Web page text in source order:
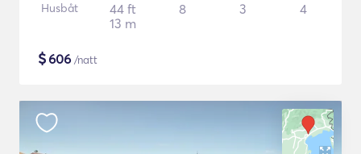
Husbåt
44 ft
13 m
8 3 4
$606 /natt